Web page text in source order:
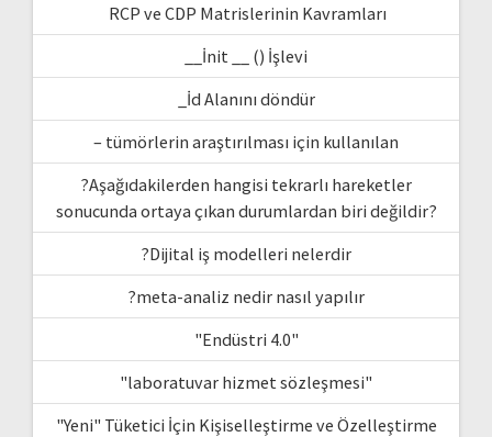
RCP ve CDP Matrislerinin Kavramları
__İnit __ () İşlevi
_İd Alanını döndür
– tümörlerin araştırılması için kullanılan
?Aşağıdakilerden hangisi tekrarlı hareketler
sonucunda ortaya çıkan durumlardan biri değildir?
?Dijital iş modelleri nelerdir
?meta-analiz nedir nasıl yapılır
"Endüstri 4.0"
"laboratuvar hizmet sözleşmesi"
"Yeni" Tüketici İçin Kişiselleştirme ve Özelleştirme